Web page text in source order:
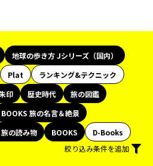
地球の歩き方 Jシリーズ（国内）
Plat
ランキング&テクニック
印 歴史時代
旅の図鑑
BOOKS 旅の名言＆絶景
の読み物 BOOKS
D-Books
絞り込み条件を追加